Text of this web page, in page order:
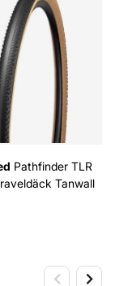
Pathfinder TLR
Tanwall